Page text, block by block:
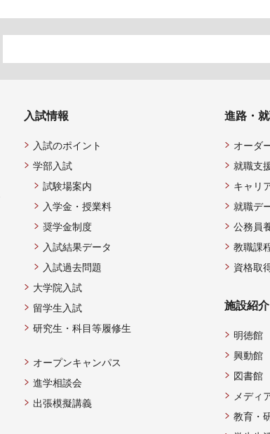
入試情報
入試のポイント
学部入試
試験場案内
入学金・授業料
奨学金制度
入試結果データ
入試過去問題
大学院入試
留学生入試
研究生・科目等履修生
オープンキャンパス
進学相談会
出張模擬講義
進路・
オーダ
就職支
キャリ
就職デ
公務員
教職課
資格取
施設紹
明徳館
興動館
図書館
メディ
教育・